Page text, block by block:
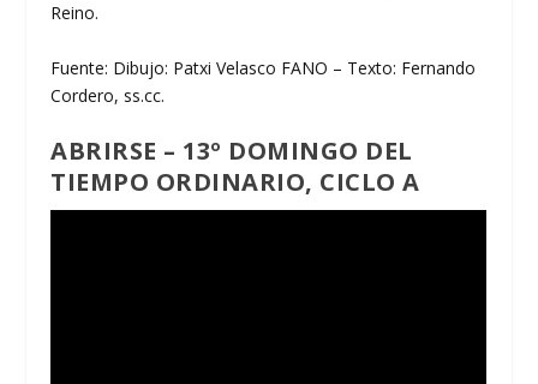
Reino.
Fuente: Dibujo: Patxi Velasco FANO – Texto: Fernando
Cordero, ss.cc.
ABRIRSE – 13º DOMINGO DEL
TIEMPO ORDINARIO, CICLO A